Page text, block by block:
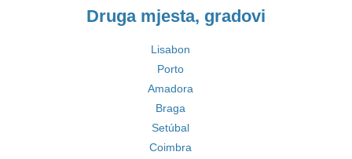
Druga mjesta, gradovi
Lisabon
Porto
Amadora
Braga
Setúbal
Coimbra